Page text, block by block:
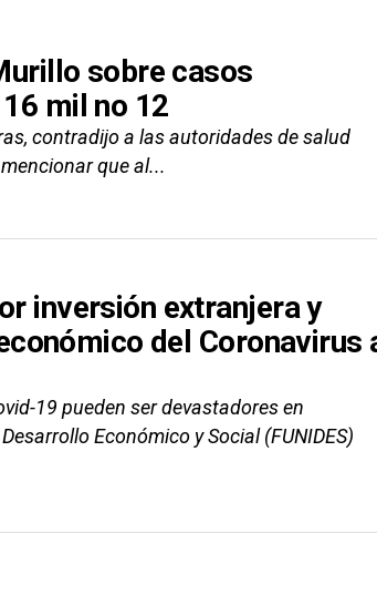
sobre casos
mil no 12
contradijo a las autoridades de salud
que al...
inversión extranjera y
del Coronavirus
19 pueden ser devastadores en
Económico y Social (FUNIDES)